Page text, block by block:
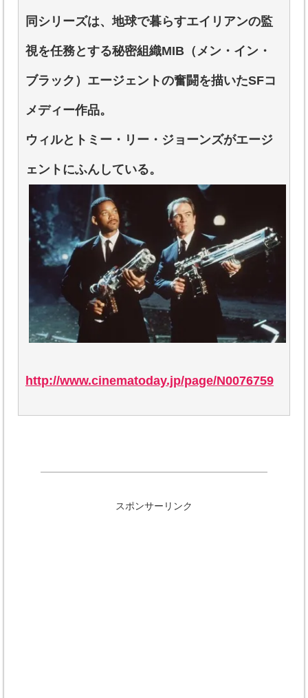
同シリーズは、地球で暮らすエイリアンの監
視を任務とする秘密組織MIB（メン・イン・
ブラック）エージェントの奮闘を描いたSFコ
メディー作品。
ウィルとトミー・リー・ジョーンズがエージ
ェントにふんしている。
http://www.cinematoday.jp/page/N0076759
スポンサーリンク